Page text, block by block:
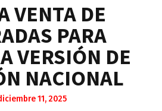
VENTA DE
PARA
VERSIÓN DE
NACIONAL
11, 2025